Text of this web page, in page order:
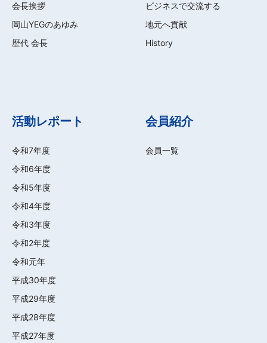
会長挨拶
岡山YEGのあゆみ
歴代 会長
ビジネスで交流する
地元へ貢献
History
活動レポート
令和7年度
令和6年度
令和5年度
令和4年度
令和3年度
令和2年度
令和元年
平成30年度
平成29年度
平成28年度
平成27年度
会員紹介
会員一覧